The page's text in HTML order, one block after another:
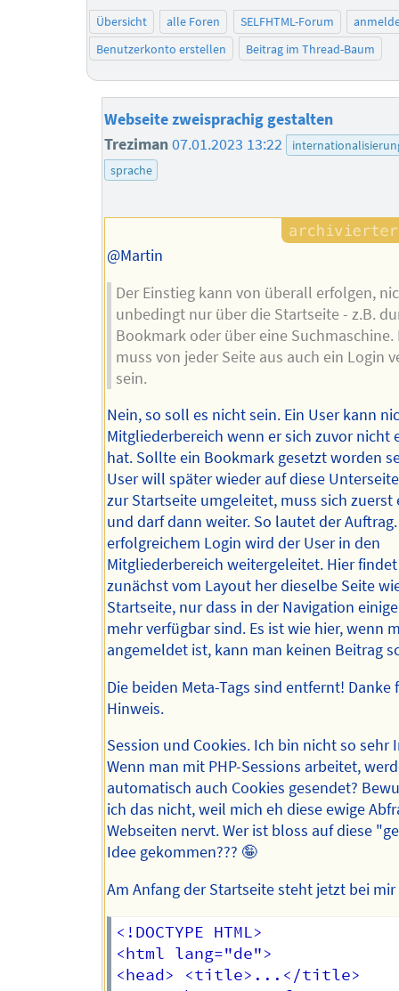
Übersicht alle Foren SELFHTML-Forum
Benutzerkonto erstellen
Beitrag im Thread-Baum
Webseite zweisprachig gestalten
Treziman07.01.2023 13:22
sprache
@Martin
Der Einstieg kann von überall erfolgen,
unbedingt nur über die Startseite - z.B.
Bookmark oder über eine Suchmaschine.
muss von jeder Seite aus auch ein Login
sein.
Nein, so soll es nicht sein. Ein User kann
Mitgliederbereich wenn er sich zuvor nicht
hat. Sollte ein Bookmark gesetzt worden
User will später wieder auf diese
zur Startseite umgeleitet, muss sich zuerst
und darf dann weiter. So lautet der
erfolgreichem Login wird der User in den
Mitgliederbereich weitergeleitet. Hier
zunächst vom Layout her dieselbe Seite
Startseite, nur dass in der Navigation
mehr verfügbar sind. Es ist wie hier, wenn
angemeldet ist, kann man keinen Beitrag
Die beiden Meta-Tags sind entfernt! Danke
Hinweis.
Session und Cookies. Ich bin nicht so sehr
Wenn man mit PHP-Sessions arbeitet,
automatisch auch Cookies gesendet?
ich das nicht, weil mich eh diese ewige
Webseiten nervt. Wer ist bloss auf diese
Idee gekommen??? 🤪
Am Anfang der Startseite steht jetzt bei
<!DOCTYPE HTML>
<html lang="de">
<head> <title>...</title>